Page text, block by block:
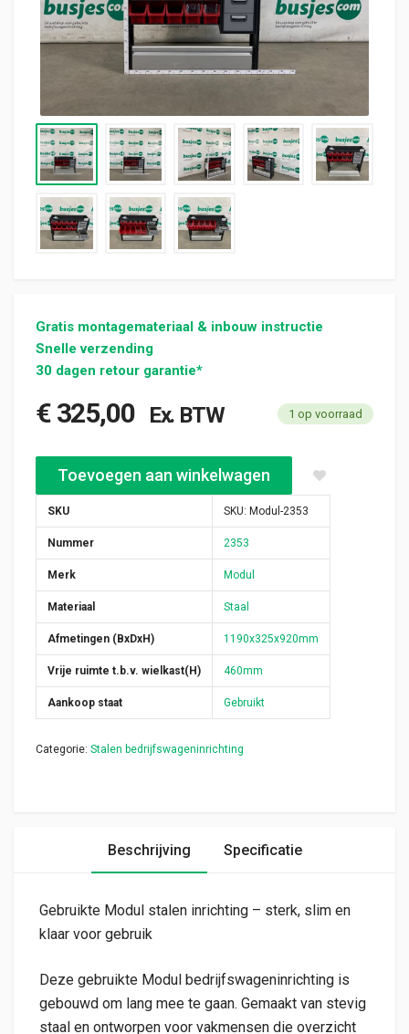
Gratis montagemateriaal & inbouw instructie
Snelle verzending
30 dagen retour garantie*
€325,00 Ex. BTW 1 op voorraad
Modul gebruikte bedrijfswagen inrichting (nr 2353) aantal
Toevoegen aan winkelwagen
SKU SKU: Modul-2353
Nummer 2353
Merk Modul
Materiaal Staal
Afmetingen (BxDxH) 1190x325x920mm
Vrije ruimte t.b.v. wielkast(H) 460mm
Aankoop staat Gebruikt
Categorie: Stalen bedrijfswageninrichting
Beschrijving Specificatie
Gebruikte Modul stalen inrichting – sterk, slim en
klaar voor gebruik
Deze gebruikte Modul bedrijfswageninrichting is
gebouwd om lang mee te gaan. Gemaakt van stevig
staal en ontworpen voor vakmensen die overzicht